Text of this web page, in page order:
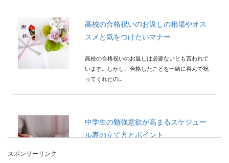
高校の合格祝いのお返しの相場やオス
スメと気をつけたいマナー
高校の合格祝いのお返しは必要ないとも言われて
います。しかし、合格したことを一緒に喜んで祝
ってくれたの...
中学生の勉強意欲が高まるスケジュー
ル表の立て方とポイント
スポンサーリンク